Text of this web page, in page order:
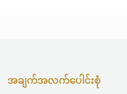
အချက်အလက်ပေါင်းစုံ